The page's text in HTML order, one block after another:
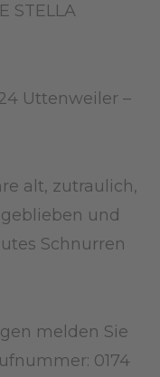
STELLA
Uttenweiler –
alt, zutraulich,
und
Schnurren
melden Sie
0174